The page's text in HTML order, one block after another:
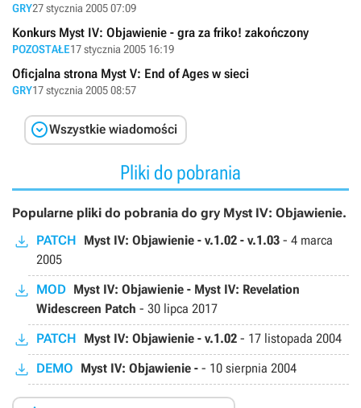
GRY27 stycznia 2005 07:09
Konkurs Myst IV: Objawienie - gra za friko! zakończony
POZOSTAŁE17 stycznia 2005 16:19
Oficjalna strona Myst V: End of Ages w sieci
GRY17 stycznia 2005 08:57
Wszystkie wiadomości
Pliki do pobrania
Popularne pliki do pobrania do gry Myst IV: Objawienie.
PATCH Myst IV: Objawienie - v.1.02 - v.1.03 - 4 marca
2005
MOD Myst IV: Objawienie - Myst IV: Revelation
Widescreen Patch - 30 lipca 2017
PATCH Myst IV: Objawienie - v.1.02 - 17 listopada 2004
DEMO Myst IV: Objawienie - - 10 sierpnia 2004